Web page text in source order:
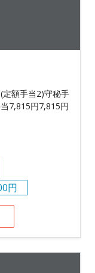
額手当2)守秘手
7,815円7,815円
円